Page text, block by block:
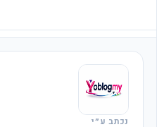
נכתב ע״י